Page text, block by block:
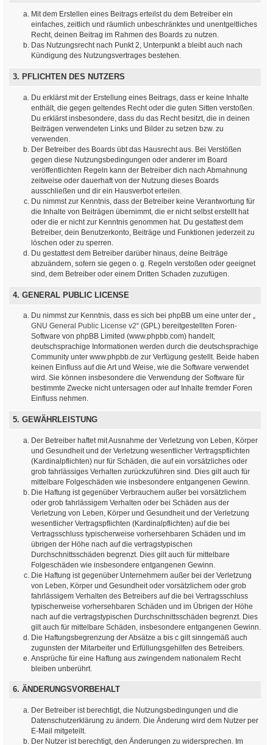
Mit dem Erstellen eines Beitrags erteilst du dem Betreiber ein
einfaches, zeitlich und räumlich unbeschränktes und unentgeltliches
Recht, deinen Beitrag im Rahmen des Boards zu nutzen.
Das Nutzungsrecht nach Punkt 2, Unterpunkt a bleibt auch nach
Kündigung des Nutzungsvertrages bestehen.
3. PFLICHTEN DES NUTZERS
Du erklärst mit der Erstellung eines Beitrags, dass er keine Inhalte
enthält, die gegen geltendes Recht oder die guten Sitten verstoßen.
Du erklärst insbesondere, dass du das Recht besitzt, die in deinen
Beiträgen verwendeten Links und Bilder zu setzen bzw. zu
verwenden.
Der Betreiber des Boards übt das Hausrecht aus. Bei Verstößen
gegen diese Nutzungsbedingungen oder anderer im Board
veröffentlichten Regeln kann der Betreiber dich nach Abmahnung
zeitweise oder dauerhaft von der Nutzung dieses Boards
ausschließen und dir ein Hausverbot erteilen.
Du nimmst zur Kenntnis, dass der Betreiber keine Verantwortung für
die Inhalte von Beiträgen übernimmt, die er nicht selbst erstellt hat
oder die er nicht zur Kenntnis genommen hat. Du gestattest dem
Betreiber, dein Benutzerkonto, Beiträge und Funktionen jederzeit zu
löschen oder zu sperren.
Du gestattest dem Betreiber darüber hinaus, deine Beiträge
abzuändern, sofern sie gegen o. g. Regeln verstoßen oder geeignet
sind, dem Betreiber oder einem Dritten Schaden zuzufügen.
4. GENERAL PUBLIC LICENSE
Du nimmst zur Kenntnis, dass es sich bei phpBB um eine unter der „
GNU General Public License v2“ (GPL) bereitgestellten Foren-
Software von phpBB Limited (www.phpbb.com) handelt;
deutschsprachige Informationen werden durch die deutschsprachige
Community unter www.phpbb.de zur Verfügung gestellt. Beide haben
keinen Einfluss auf die Art und Weise, wie die Software verwendet
wird. Sie können insbesondere die Verwendung der Software für
bestimmte Zwecke nicht untersagen oder auf Inhalte fremder Foren
Einfluss nehmen.
5. GEWÄHRLEISTUNG
Der Betreiber haftet mit Ausnahme der Verletzung von Leben, Körper
und Gesundheit und der Verletzung wesentlicher Vertragspflichten
(Kardinalpflichten) nur für Schäden, die auf ein vorsätzliches oder
grob fahrlässiges Verhalten zurückzuführen sind. Dies gilt auch für
mittelbare Folgeschäden wie insbesondere entgangenen Gewinn.
Die Haftung ist gegenüber Verbrauchern außer bei vorsätzlichem
oder grob fahrlässigem Verhalten oder bei Schäden aus der
Verletzung von Leben, Körper und Gesundheit und der Verletzung
wesentlicher Vertragspflichten (Kardinalpflichten) auf die bei
Vertragsschluss typischerweise vorhersehbaren Schäden und im
übrigen der Höhe nach auf die vertragstypischen
Durchschnittsschäden begrenzt. Dies gilt auch für mittelbare
Folgeschäden wie insbesondere entgangenen Gewinn.
Die Haftung ist gegenüber Unternehmern außer bei der Verletzung
von Leben, Körper und Gesundheit oder vorsätzlichem oder grob
fahrlässigem Verhalten des Betreibers auf die bei Vertragsschluss
typischerweise vorhersehbaren Schäden und im Übrigen der Höhe
nach auf die vertragstypischen Durchschnittsschäden begrenzt. Dies
gilt auch für mittelbare Schäden, insbesondere entgangenen Gewinn.
Die Haftungsbegrenzung der Absätze a bis c gilt sinngemäß auch
zugunsten der Mitarbeiter und Erfüllungsgehilfen des Betreibers.
Ansprüche für eine Haftung aus zwingendem nationalem Recht
bleiben unberührt.
6. ÄNDERUNGSVORBEHALT
Der Betreiber ist berechtigt, die Nutzungsbedingungen und die
Datenschutzerklärung zu ändern. Die Änderung wird dem Nutzer per
E-Mail mitgeteilt.
Der Nutzer ist berechtigt, den Änderungen zu widersprechen. Im